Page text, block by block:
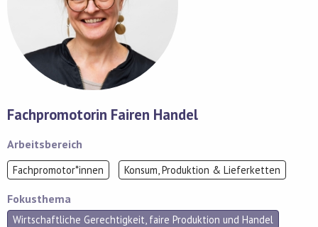
Fachpromotorin Fairen Handel
Arbeitsbereich
Fachpromotor*innen Konsum, Produktion & Lieferketten
Fokusthema
Wirtschaftliche Gerechtigkeit, faire Produktion und Handel